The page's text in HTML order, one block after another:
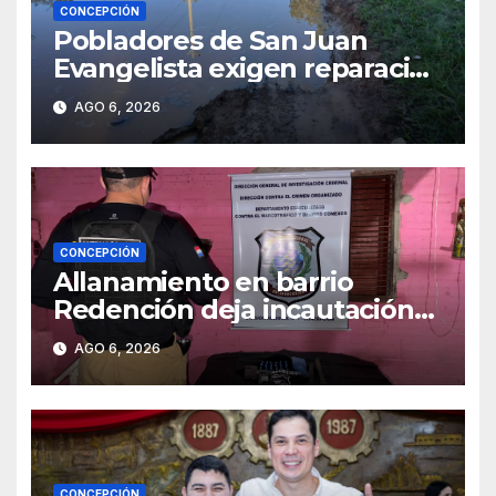
CONCEPCIÓN
Pobladores de San Juan
Evangelista exigen reparación
urgente de caminos vecinales
AGO 6, 2026
CONCEPCIÓN
Allanamiento en barrio
Redención deja incautación
de presunta cocaína tipo
crack en Concepción
AGO 6, 2026